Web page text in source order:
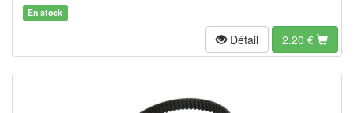
En stock
Détail 2.20 €